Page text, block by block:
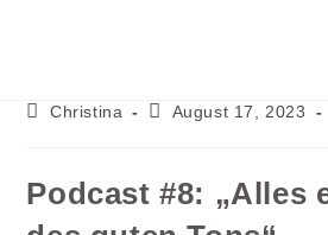
Christina August 17, 2023
Podcast #8: „Alles